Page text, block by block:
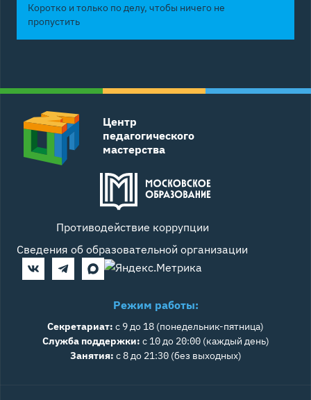
Коротко и только по делу, чтобы ничего не
пропустить
Центр
педагогического
мастерства
Противодействие коррупции
Сведения об образовательной организации
Режим работы:
Секретариат: с 9 до 18 (понедельник-пятница)
Служба поддержки: с 10 до 20:00 (каждый день)
Занятия: с 8 до 21:30 (без выходных)